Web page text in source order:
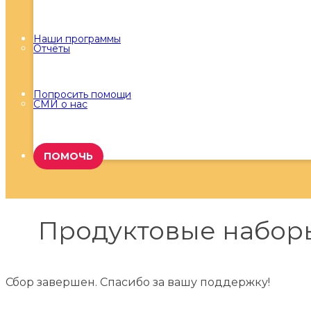
Отчёты
СМИ о нас
Наши программы
Попросить помощи
ПОМОЧЬ
Продуктовые
Сбор завершен. Спасибо за вашу поддержку!